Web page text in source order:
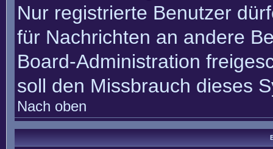
Nur registrierte Benutzer
für Nachrichten an andere
Board-Administration
soll den Missbrauch dieses
Nach oben